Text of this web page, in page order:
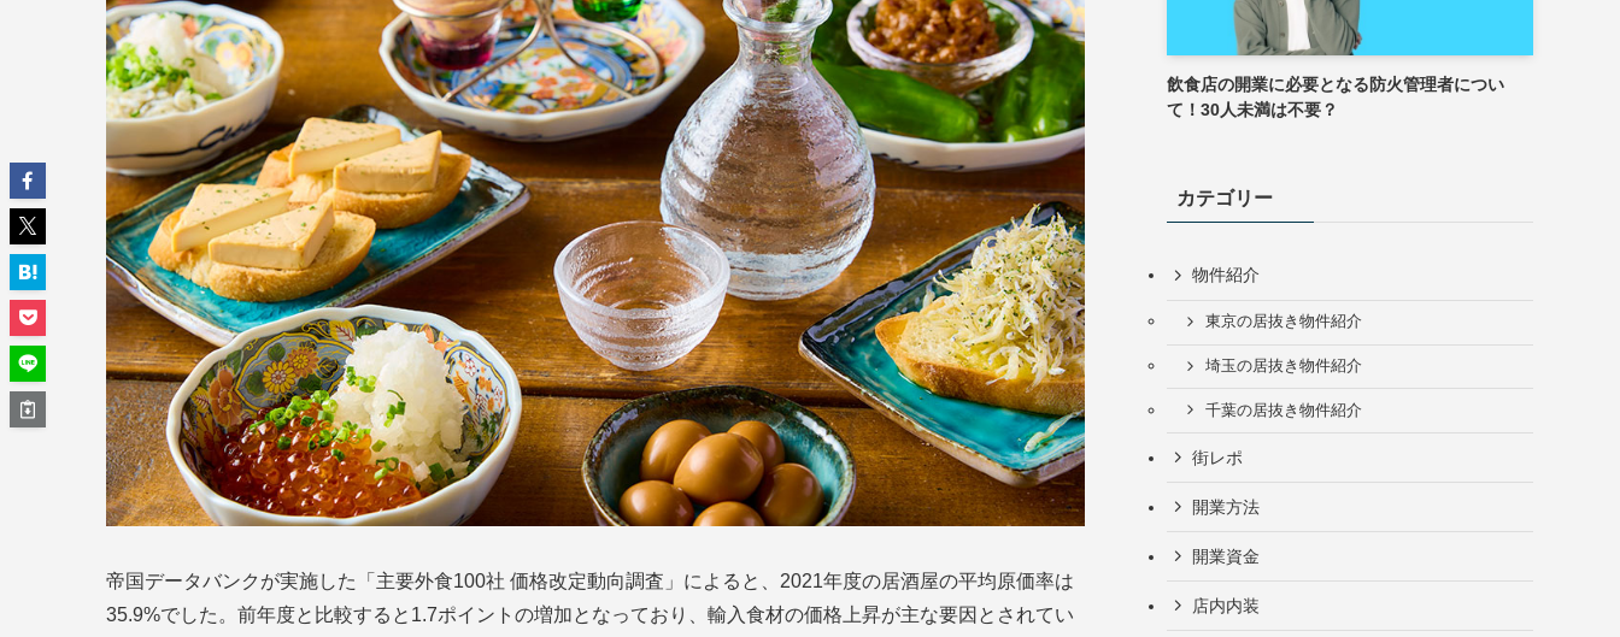
帝国データバンクが実施した「主要外食100社 価格改定動向調査」によると、2021年度の居酒屋の平均原価率は
35.9%でした。前年度と比較すると1.7ポイントの増加となっており、輸入食材の価格上昇が主な要因とされてい
飲食店の開業に必要となる防火管理者につい
て！30人未満は不要？
カテゴリー
物件紹介
東京の居抜き物件紹介
埼玉の居抜き物件紹介
千葉の居抜き物件紹介
街レポ
開業方法
開業資金
店内内装